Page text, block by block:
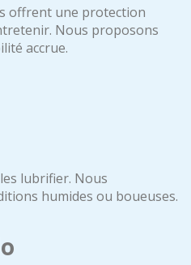
offrent une protection
Nous proposons
accrue.
lubrifier. Nous
humides ou boueuses.